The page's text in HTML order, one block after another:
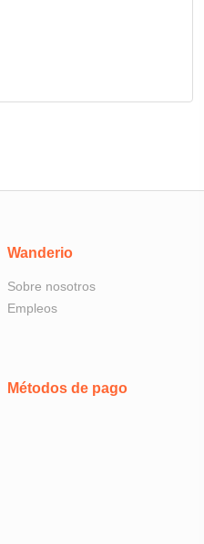
Wanderio
Sobre nosotros
Empleos
Métodos de pago